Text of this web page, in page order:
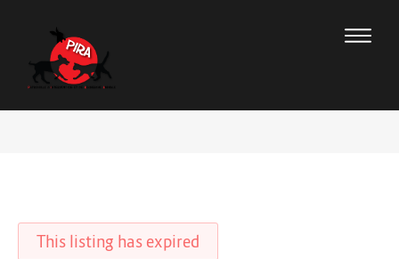
This listing has expired